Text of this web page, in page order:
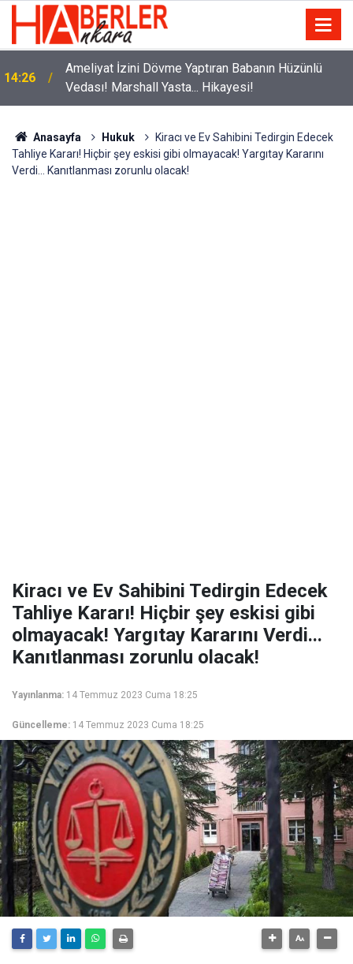
14:26
Ameliyat İzini Dövme Yaptıran Babanın Hüzünlü
Vedası! Marshall Yasta... Hikayesi!
14:11
B Sınıfı Ehliyet Alacaklara Önemli Uyarı: İşte 2026
Her Şey Dahil Güncel Maliyet Tutarı!
Anasayfa Hukuk
Kiracı ve Ev Sahibini Tedirgin Edecek
Tahliye Kararı! Hiçbir şey eskisi gibi olmayacak! Yargıtay Kararını
Verdi... Kanıtlanması zorunlu olacak!
Kiracı ve Ev Sahibini Tedirgin Edecek
Tahliye Kararı! Hiçbir şey eskisi gibi
olmayacak! Yargıtay Kararını Verdi...
Kanıtlanması zorunlu olacak!
Yayınlanma: 14 Temmuz 2023 Cuma 18:25
Güncelleme: 14 Temmuz 2023 Cuma 18:25